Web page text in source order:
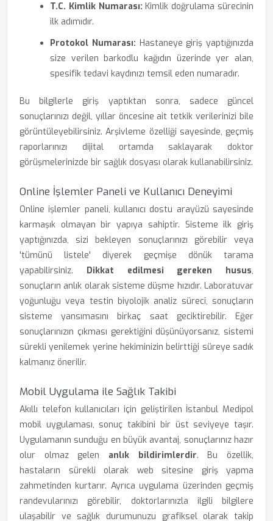
T.C. Kimlik Numarası: Kimlik doğrulama sürecinin
ilk adımıdır.
Protokol Numarası: Hastaneye giriş yaptığınızda
size verilen barkodlu kağıdın üzerinde yer alan,
spesifik tedavi kaydınızı temsil eden numaradır.
Bu bilgilerle giriş yaptıktan sonra, sadece güncel
sonuçlarınızı değil, yıllar öncesine ait tetkik verilerinizi bile
görüntüleyebilirsiniz. Arşivleme özelliği sayesinde, geçmiş
raporlarınızı dijital ortamda saklayarak doktor
görüşmelerinizde bir sağlık dosyası olarak kullanabilirsiniz.
Online İşlemler Paneli ve Kullanıcı Deneyimi
Online işlemler paneli, kullanıcı dostu arayüzü sayesinde
karmaşık olmayan bir yapıya sahiptir. Sisteme ilk giriş
yaptığınızda, sizi bekleyen sonuçlarınızı görebilir veya
'tümünü listele' diyerek geçmişe dönük tarama
yapabilirsiniz. Dikkat edilmesi gereken husus,
sonuçların anlık olarak sisteme düşme hızıdır. Laboratuvar
yoğunluğu veya testin biyolojik analiz süreci, sonuçların
sisteme yansımasını birkaç saat geciktirebilir. Eğer
sonuçlarınızın çıkması gerektiğini düşünüyorsanız, sistemi
sürekli yenilemek yerine hekiminizin belirttiği süreye sadık
kalmanız önerilir.
Mobil Uygulama ile Sağlık Takibi
Akıllı telefon kullanıcıları için geliştirilen İstanbul Medipol
mobil uygulaması, sonuç takibini bir üst seviyeye taşır.
Uygulamanın sunduğu en büyük avantaj, sonuçlarınız hazır
olur olmaz gelen anlık bildirimlerdir. Bu özellik,
hastaların sürekli olarak web sitesine giriş yapma
zahmetinden kurtarır. Ayrıca uygulama üzerinden geçmiş
randevularınızı görebilir, doktorlarınızla ilgili bilgilere
ulaşabilir ve sağlık durumunuzu grafiksel olarak takip